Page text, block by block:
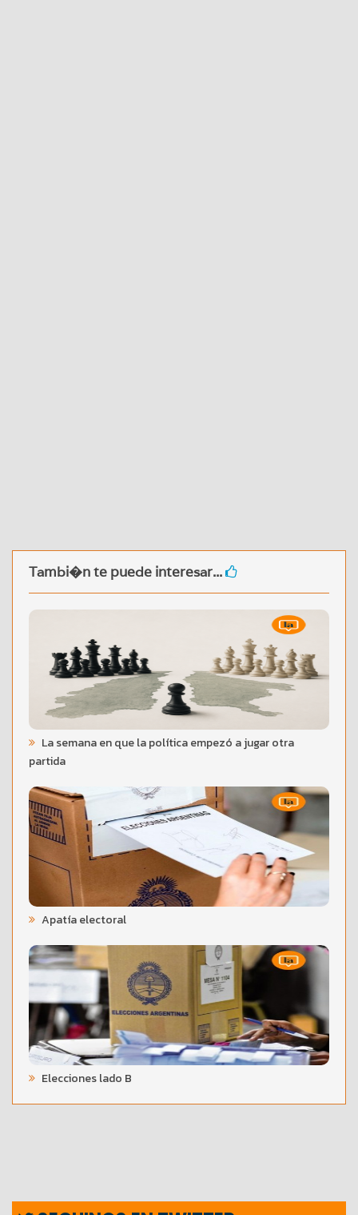
Tambi�n te puede interesar...
La semana en que la política empezó a jugar otra
partida
Apatía electoral
Elecciones lado B